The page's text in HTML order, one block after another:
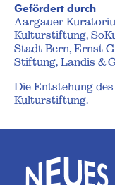
Gefördert durch
Aargauer
Kulturstiftung,
Stadt Bern, Ernst
Stiftung, Landis &
Die Entstehung
Kulturstiftung.